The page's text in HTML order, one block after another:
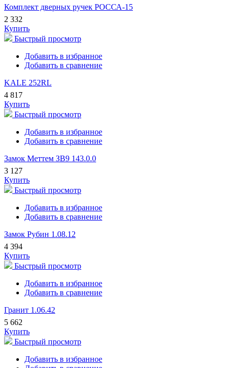
Комплект дверных ручек РОССА-15
2 332
Купить
Быстрый просмотр
Добавить в избранное
Добавить в сравнение
KALE 252RL
4 817
Купить
Быстрый просмотр
Добавить в избранное
Добавить в сравнение
Замок Меттем ЗВ9 143.0.0
3 127
Купить
Быстрый просмотр
Добавить в избранное
Добавить в сравнение
Замок Рубин 1.08.12
4 394
Купить
Быстрый просмотр
Добавить в избранное
Добавить в сравнение
Гранит 1.06.42
5 662
Купить
Быстрый просмотр
Добавить в избранное